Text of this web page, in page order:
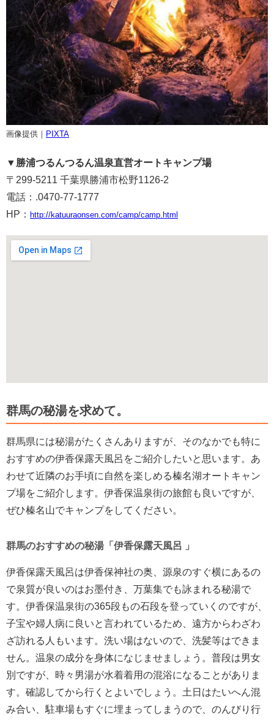
画像提供｜ PIXTA
▼ 勝浦つるんつるん温泉直営オートキャンプ場
〒299-5211 千葉県勝浦市松野1126-2
電話：.0470-77-1777
HP： http://katuuraonsen.com/camp/camp.html
群馬の秘湯を求めて。
群馬県には秘湯がたくさんありますが、そのなかでも特に
おすすめの伊香保露天風呂をご紹介したいと思います。あ
わせて近隣のお手頃に自然を楽しめる榛名湖オートキャン
プ場をご紹介します。伊香保温泉街の旅館も良いですが、
ぜひ榛名山でキャンプをしてください。
群馬のおすすめの秘湯「伊香保露天風呂 」
伊香保露天風呂は伊香保神社の奥、源泉のすぐ横にあるの
で泉質が良いのはお墨付き、万葉集でも詠まれる秘湯で
す。伊香保温泉街の365段もの石段を登っていくのですが、
子宝や婦人病に良いと言われているため、遠方からわざわ
ざ訪れる人もいます。洗い場はないので、洗髪等はできま
せん。温泉の成分を身体になじませましょう。普段は男女
別ですが、時々男湯が水着着用の混浴になることがありま
す。確認してから行くとよいでしょう。土日はたいへん混
み合い、駐車場もすぐに埋まってしまうので、のんびり行